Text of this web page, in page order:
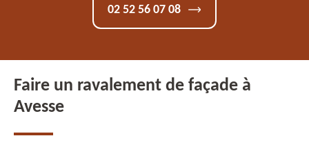
02 52 56 07 08
Faire un ravalement de façade à
Avesse